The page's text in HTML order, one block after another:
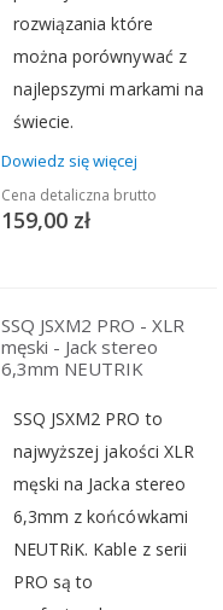
rozwiązania które
można porównywać z
najlepszymi markami na
świecie.
Dowiedz się więcej
Cena detaliczna brutto
159,00 zł
SSQ JSXM2 PRO - XLR
męski - Jack stereo
6,3mm NEUTRIK
SSQ JSXM2 PRO to
najwyższej jakości XLR
męski na Jacka stereo
6,3mm z końcówkami
NEUTRiK. Kable z serii
PRO są to